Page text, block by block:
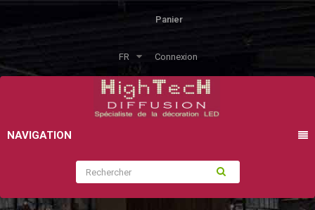
Panier
FR Connexion
NAVIGATION